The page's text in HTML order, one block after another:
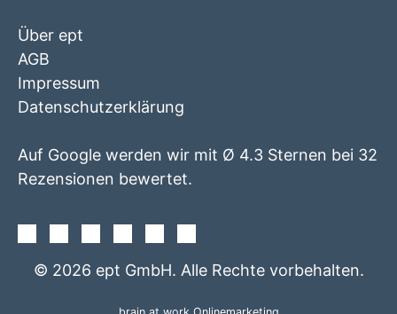
Über ept
AGB
Impressum
Datenschutzerklärung
Auf Google werden wir mit Ø 4.3 Sternen bei 32
Rezensionen bewertet.
© 2026 ept GmbH. Alle Rechte vorbehalten.